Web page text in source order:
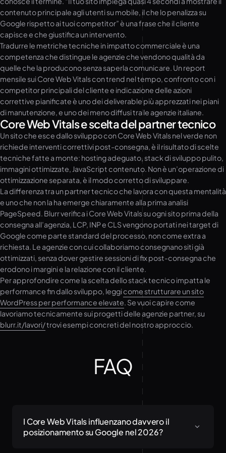
contenuto principale agli utenti su mobile, il che lo penalizza su
Google rispetto ai tuoi competitor” è una frase che il cliente
capisce e che giustifica un intervento.
Tradurre le metriche tecniche in impatto commerciale è una
competenza che distingue le agenzie che vendono qualità da
quelle che la producono senza saperla comunicare. Un report
mensile sui Core Web Vitals con trend nel tempo, confronto con i
competitor principali del cliente e indicazione delle azioni
correttive pianificate è uno dei deliverable più apprezzati nei piani
di manutenzione, e uno dei meno diffusi tra le agenzie italiane.
Core Web Vitals e scelta del partner tecnico
Un sito che esce dallo sviluppo con Core Web Vitals nel verde non
richiede interventi correttivi post-consegna, è il risultato di scelte
tecniche fatte a monte: hosting adeguato, stack di sviluppo pulito,
immagini ottimizzate, JavaScript contenuto. Non è un’operazione di
ottimizzazione separata, è il modo corretto di sviluppare.
La differenza tra un partner tecnico che lavora con questa mentalità
e uno che non la ha emerge chiaramente alla prima analisi
PageSpeed. Blurr verifica i Core Web Vitals su ogni sito prima della
consegna all’agenzia, LCP, INP e CLS vengono portati nei target di
Google come parte standard del processo, non come extra a
richiesta. Le agenzie con cui collaboriamo consegnano siti già
ottimizzati, senza dover gestire sessioni di fix post-consegna che
erodono i margini e la relazione con il cliente.
Per approfondire come la scelta dello stack tecnico impatta le
performance fin dallo sviluppo, leggicome strutturare un sito
WordPress per performance elevate. Se vuoi capire come
lavoriamo tecnicamente sui progetti delle agenzie partner, su
blurr.it/lavori/trovi esempi concreti del nostro approccio.
FAQ
I Core Web Vitals influenzano davvero il
posizionamento su Google nel 2026?